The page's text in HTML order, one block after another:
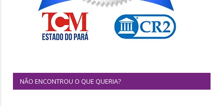
NÃO ENCONTROU O QUE QUERIA?